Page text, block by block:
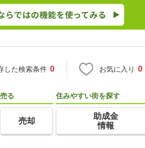
した検索条件 0 お気に入り 0
売る
売却
住みやすい街を探す
助成金
情報